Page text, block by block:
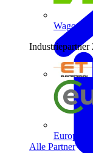
Wago
Industriepartner
Alle Partner